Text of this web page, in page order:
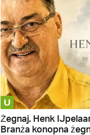
U
Żegnaj, Henk
Branża konopna